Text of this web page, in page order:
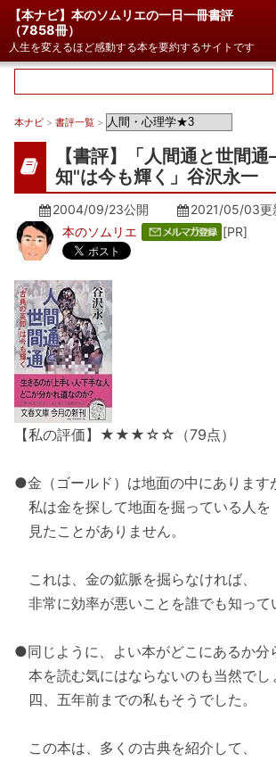
【本ナビ】本のソムリエの一日一冊書評
（7858冊）
人生を変えるほど感動する本を要約するサイトです
本ナビ > 書評一覧 >
【書評】「人間通と世間
知"は今も輝く」谷沢永一
2004/09/23公開 2021/05/03更
本のソムリエ
[PR]
【私の評価】★★★☆☆（79点）
●金（ゴールド）は地面の中にあります
私は金を探して地面を掘っている人を
見たことがありません。
これは、金の鉱脈を掘らなければ、
非常に効率が悪いことを誰でも知って
●同じように、よい本がどこにあるか分
本を読む気にはならないのも当然でし
四、五年前までの私もそうでした。
この本は、多くの古典を紹介して、